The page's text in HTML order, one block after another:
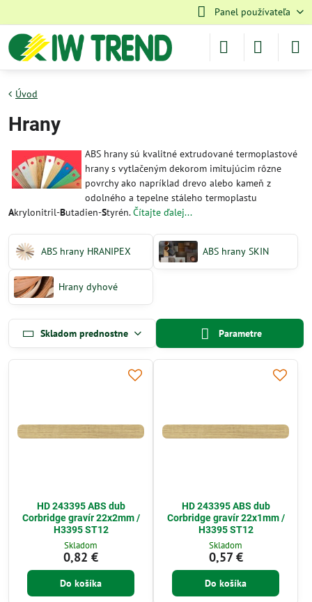
Panel používateľa
Úvod
Hrany
ABS hrany sú kvalitné extrudované termoplastové
hrany s vytlačeným dekorom imitujúcim rôzne
povrchy ako napríklad drevo alebo kameň z
odolného a tepelne stáleho termoplastu
Akrylonitril-Butadien-Styrén.Čítajte ďalej...
ABS hrany HRANIPEX ABS hrany SKIN
Hrany dyhové
Skladom prednostne Parametre
HD 243395 ABS dub
Corbridge gravír 22x2mm /
H3395 ST12
Skladom
0,82 €
Do košíka
HD 243395 ABS dub
Corbridge gravír 22x1mm /
H3395 ST12
Skladom
0,57 €
Do košíka